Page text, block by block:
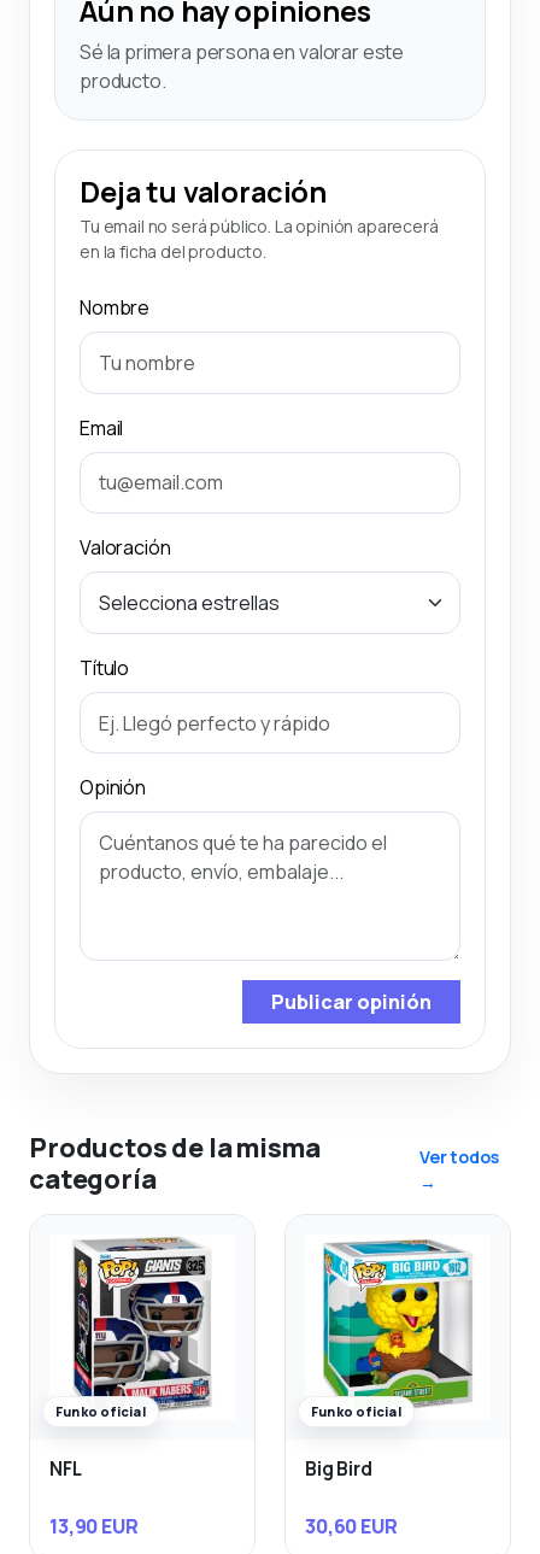
Aún no hay opiniones
Sé la primera persona en valorar este
producto.
Deja tu valoración
Tu email no será público. La opinión aparecerá
en la ficha del producto.
Nombre
Email
Valoración
Título
Opinión
Publicar opinión
Productos de la misma
categoría
Ver todos
→
Funko oficial
NFL
13,90 EUR
Funko oficial
Big Bird
30,60 EUR